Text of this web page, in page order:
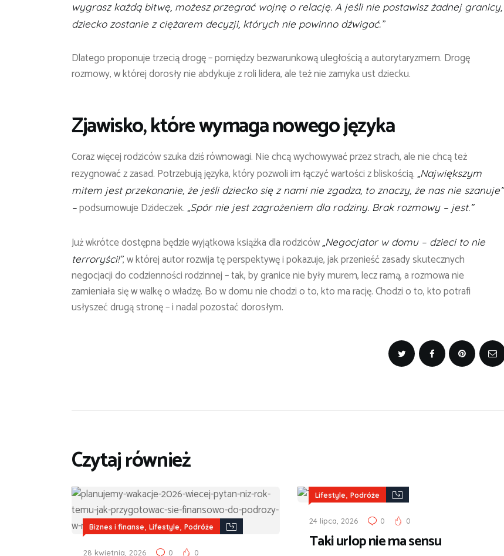
wygrasz każdą bitwę, możesz przegrać wojnę o relację. A jeśli nie postawisz żadnej granicy,
dziecko zostanie z ciężarem decyzji, których nie powinno dźwigać.”
Dlatego proponuje trzecią drogę – pomiędzy bezwarunkową uległością a autorytaryzmem. Drogę
rozmowy, w której dorosły nie abdykuje z roli lidera, ale też nie zamyka ust dziecku.
Zjawisko, które wymaga nowego języka
Coraz więcej rodziców szuka dziś równowagi. Nie chcą wychowywać przez strach, ale nie chcą też
rezygnować z zasad. Potrzebują języka, który pozwoli im łączyć wartości z bliskością. „Największym
mitem jest przekonanie, że jeśli dziecko się z nami nie zgadza, to znaczy, że nas nie szanuje”
–podsumowuje Dzideczek. „Spór nie jest zagrożeniem dla rodziny. Brak rozmowy – jest.”
Już wkrótce dostępna będzie wyjątkowa książka dla rodziców „Negocjator w domu – dzieci to nie
terroryści!”, w której autor rozwija tę perspektywę i pokazuje, jak przenieść zasady skutecznych
negocjacji do codzienności rodzinnej – tak, by granice nie były murem, lecz ramą, a rozmowa nie
zamieniała się w walkę o władzę. Bo w domu nie chodzi o to, kto ma rację. Chodzi o to, kto potrafi
usłyszeć drugą stronę – i nadal pozostać dorosłym.
Czytaj również
Biznes i finanse Lifestyle Podróże
28 kwietnia, 2026 0 0
Lifestyle Podróże
24 lipca, 2026 0 0
Taki urlop nie ma sensu